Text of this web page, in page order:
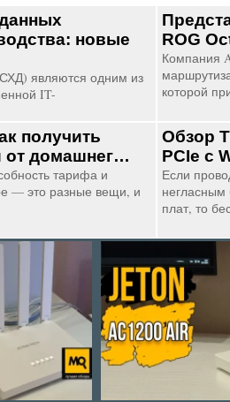
новые
являются одним из
IT-
ROG
Компания
которой
получить
от домашнег…
тарифа и
— это разные вещи, и
Обзор
PCIe с
Если
негласным
плат, то